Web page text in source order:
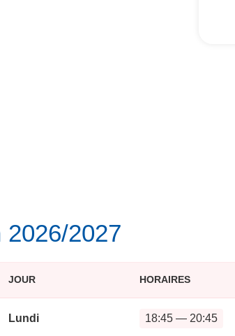
2026/2027
JOUR HORAIRES
Lundi 18:45 — 20:45